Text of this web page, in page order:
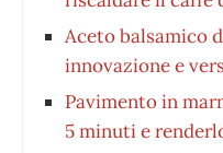
Aceto balsamico
innovazione e
Pavimento in
5 minuti e